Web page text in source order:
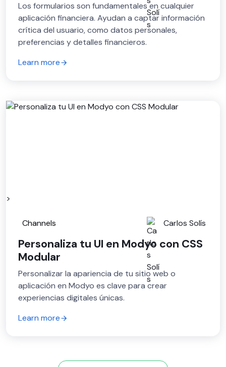
Los formularios son fundamentales en cualquier
aplicación financiera. Ayudan a captar información
crítica del usuario, como datos personales,
preferencias y detalles financieros.
Learn more
>
Channels Carlos Solís
Personaliza tu UI en Modyo con CSS
Modular
Personalizar la apariencia de tu sitio web o
aplicación en Modyo es clave para crear
experiencias digitales únicas.
Learn more